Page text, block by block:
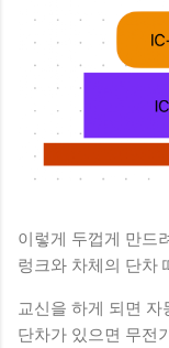
이렇게 두껍게 만드
렁크와 차체의 단차
교신을 하게 되면 자
단차가 있으면 무전